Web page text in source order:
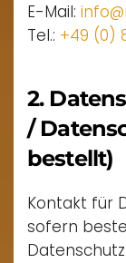
E-Mail:
Tel.: +49 (0)
2.
/
bestellt)
Kontakt für
sofern